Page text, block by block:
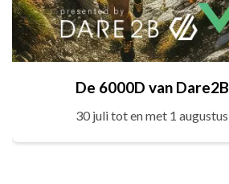
De 6000D van Dare2B
30 juli tot en met 1 augustus